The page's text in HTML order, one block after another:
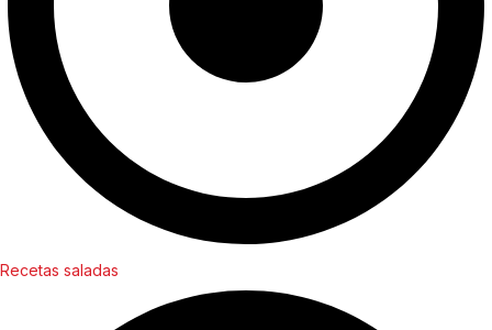
Recetas saladas